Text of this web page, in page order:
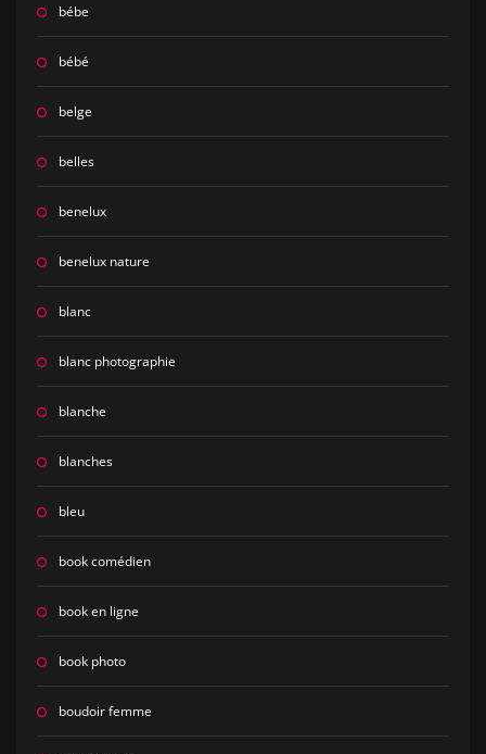
bébe
bébé
belge
belles
benelux
benelux nature
blanc
blanc photographie
blanche
blanches
bleu
book comédien
book en ligne
book photo
boudoir femme